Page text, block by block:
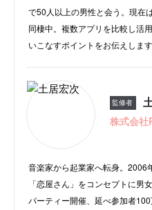
経験者が教える恋活
すコツ！
マッチングアプリの最
介！(2023年6月16日
恋活アプリは恋人探
を見つけよう
よくある質問
で50人以上の男性と会う。現在
同棲中。複数アプリを比較し活
いこなすポイントをお伝えします
監修者
株式会
音楽家から起業家へ転身。2006
「恋屋さん」をコンセプトに男
パーティー開催、延べ参加者